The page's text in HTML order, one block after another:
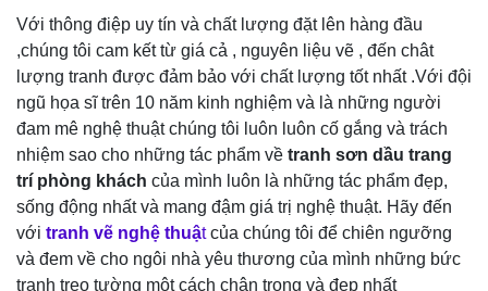
Với thông điệp uy tín và chất lượng đặt lên hàng đầu
,chúng tôi cam kết từ giá cả , nguyên liệu vẽ , đến chât
lượng tranh được đảm bảo với chất lượng tốt nhất .Với đội
ngũ họa sĩ trên 10 năm kinh nghiệm và là những người
đam mê nghệ thuật chúng tôi luôn luôn cố gắng và trách
nhiệm sao cho những tác phẩm về tranh sơn dầu trang
trí phòng khách của mình luôn là những tác phẩm đẹp,
sống động nhất và mang đậm giá trị nghệ thuật. Hãy đến
với tranh vẽ nghệ thuậtcủa chúng tôi để chiên ngưỡng
và đem về cho ngôi nhà yêu thương của mình những bức
tranh treo tường một cách chân trọng và đẹp nhất